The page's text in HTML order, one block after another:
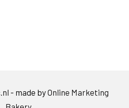
- made byOnline Marketing